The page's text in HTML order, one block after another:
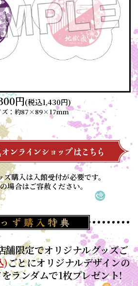
円(税込1,430円)
ズ：約87×89×17mm
購入は入館受付が必要です。
場合はご容赦ください。
舗限定でオリジナルグッズご
)ごとにオリジナルデザインの
ランダムで1枚プレゼント!